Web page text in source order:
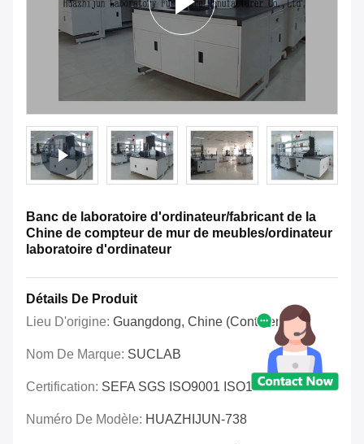
Banc de laboratoire d'ordinateur/fabricant de la
Chine de compteur de mur de meubles/ordinateur
laboratoire d'ordinateur
Détails De Produit
Lieu D'origine: Guangdong, Chine (continent)
Nom De Marque: SUCLAB
Certification: SEFA SGS ISO9001 ISO14001 OHSAS
Numéro De Modèle: HUAZHIJUN-738